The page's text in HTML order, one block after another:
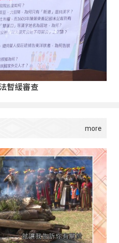
暫緩審查